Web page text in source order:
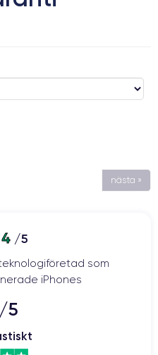
nästa »
4 /5
som
iPhones
/5